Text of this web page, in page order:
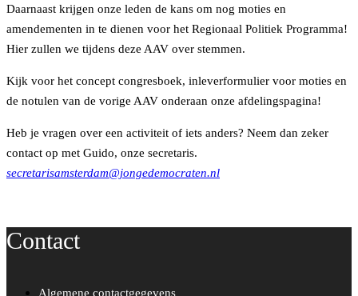
Daarnaast krijgen onze leden de kans om nog moties en
amendementen in te dienen voor het Regionaal Politiek Programma!
Hier zullen we tijdens deze AAV over stemmen.
Kijk voor het concept congresboek, inleverformulier voor moties en
de notulen van de vorige AAV onderaan onze afdelingspagina!
Heb je vragen over een activiteit of iets anders? Neem dan zeker
contact op met Guido, onze secretaris.
secretarisamsterdam@jongedemocraten.nl
Contact
Algemene contactgegevens